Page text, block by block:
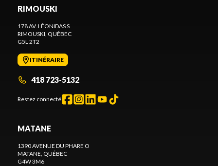
RIMOUSKI
178 AV. LÉONIDAS S
RIMOUSKI, QUÉBEC
G5L 2T2
ITINÉRAIRE
418 723-5132
Restez connecté
MATANE
1390 AVENUE DU PHARE O
MATANE, QUÉBEC
G4W 3M6